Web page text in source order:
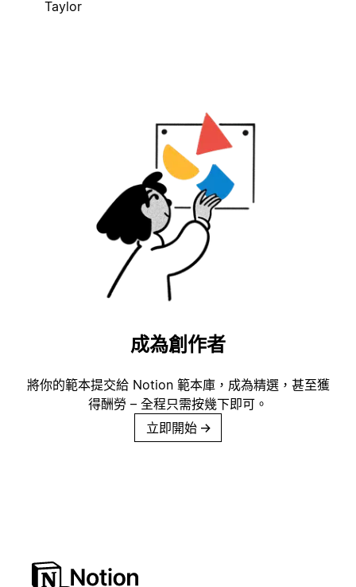
Taylor
成為創作者
將你的範本提交給 Notion 範本庫，成為精選，甚至獲
得酬勞 – 全程只需按幾下即可。
立即開始 →